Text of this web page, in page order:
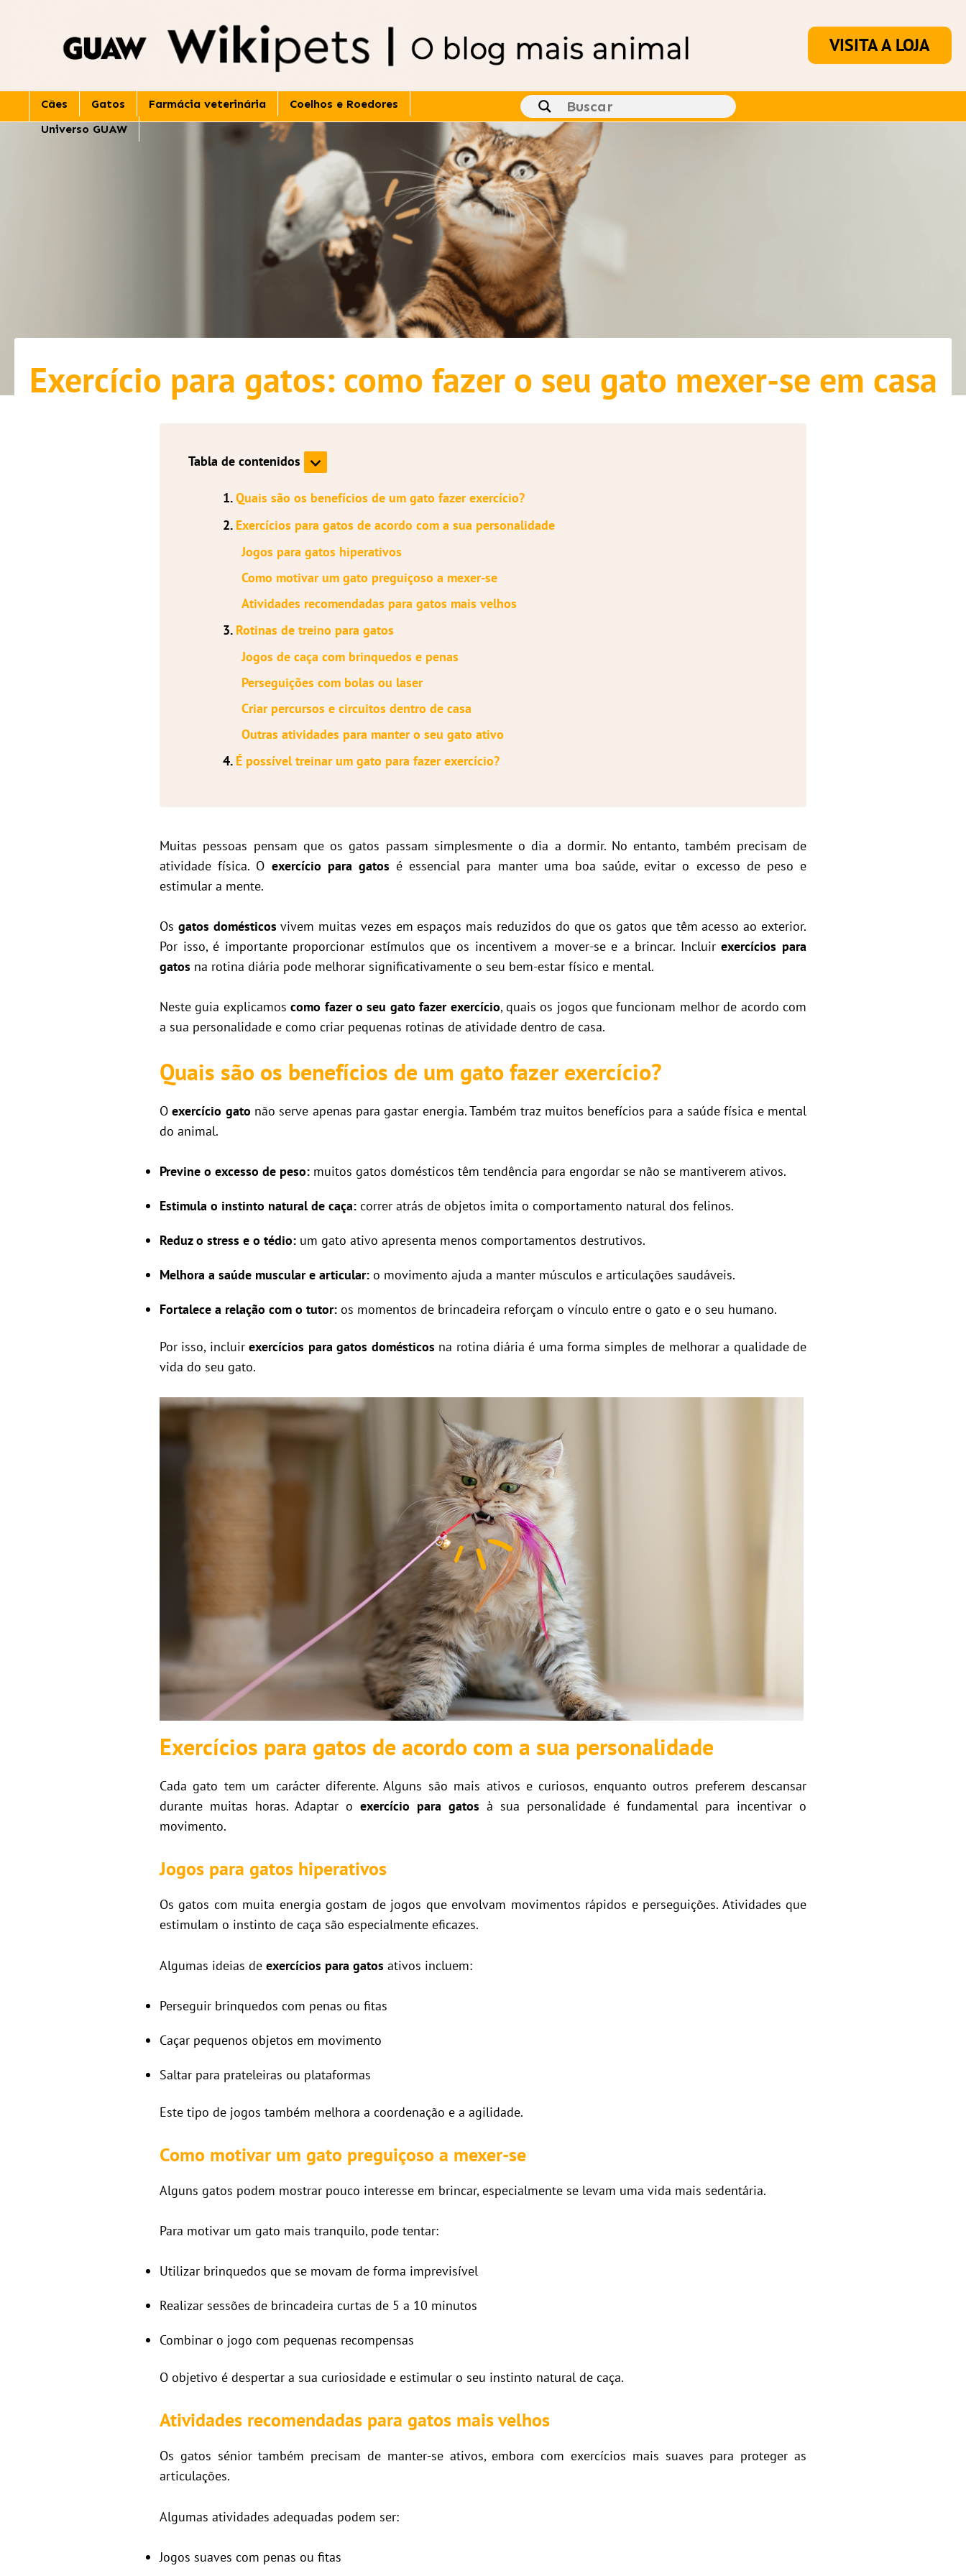
VISITA A LOJA
Cães Gatos Farmácia veterinária
Coelhos e Roedores
Universo GUAW
Exercício para gatos: como fazer o seu gato mexer-se em casa
Tabla de contenidos
1.Quais são os benefícios de um gato fazer exercício?
2. Exercícios para gatos de acordo com a sua personalidade
Jogos para gatos hiperativos
Como motivar um gato preguiçoso a mexer-se
Atividades recomendadas para gatos mais velhos
3. Rotinas de treino para gatos
Jogos de caça com brinquedos e penas
Perseguições com bolas ou laser
Criar percursos e circuitos dentro de casa
Outras atividades para manter o seu gato ativo
4. É possível treinar um gato para fazer exercício?
Muitas pessoas pensam que os gatos passam simplesmente o dia a dormir. No entanto, também precisam de
atividade física. O exercício para gatos é essencial para manter uma boa saúde, evitar o excesso de peso e
estimular a mente.
Os gatos domésticos vivem muitas vezes em espaços mais reduzidos do que os gatos que têm acesso ao exterior.
Por isso, é importante proporcionar estímulos que os incentivem a mover-se e a brincar. Incluirexercícios para
gatos na rotina diária pode melhorar significativamente o seu bem-estar físico e mental.
Neste guia explicamoscomo fazer o seu gato fazer exercício, quais os jogos que funcionam melhor de acordo com
a sua personalidade e como criar pequenas rotinas de atividade dentro de casa.
Quais são os benefícios de um gato fazer exercício?
Oexercício gato não serve apenas para gastar energia. Também traz muitos benefícios para a saúde física e mental
do animal.
Previne o excesso de peso: muitos gatos domésticos têm tendência para engordar se não se mantiverem ativos.
Estimula o instinto natural de caça: correr atrás de objetos imita o comportamento natural dos felinos.
Reduz o stress e o tédio: um gato ativo apresenta menos comportamentos destrutivos.
Melhora a saúde muscular e articular: o movimento ajuda a manter músculos e articulações saudáveis.
Fortalece a relação com o tutor: os momentos de brincadeira reforçam o vínculo entre o gato e o seu humano.
Por isso, incluirexercícios para gatos domésticos na rotina diária é uma forma simples de melhorar a qualidade de
vida do seu gato.
Exercícios para gatos de acordo com a sua personalidade
Cada gato tem um carácter diferente. Alguns são mais ativos e curiosos, enquanto outros preferem descansar
durante muitas horas. Adaptar o exercício para gatos à sua personalidade é fundamental para incentivar o
movimento.
Jogos para gatos hiperativos
Os gatos com muita energia gostam de jogos que envolvam movimentos rápidos e perseguições. Atividades que
estimulam o instinto de caça são especialmente eficazes.
Algumas ideias de exercícios para gatos ativos incluem:
Perseguir brinquedos com penas ou fitas
Caçar pequenos objetos em movimento
Saltar para prateleiras ou plataformas
Este tipo de jogos também melhora a coordenação e a agilidade.
Como motivar um gato preguiçoso a mexer-se
Alguns gatos podem mostrar pouco interesse em brincar, especialmente se levam uma vida mais sedentária.
Para motivar um gato mais tranquilo, pode tentar:
Utilizar brinquedos que se movam de forma imprevisível
Realizar sessões de brincadeira curtas de 5 a 10 minutos
Combinar o jogo com pequenas recompensas
O objetivo é despertar a sua curiosidade e estimular o seu instinto natural de caça.
Atividades recomendadas para gatos mais velhos
Os gatos sénior também precisam de manter-se ativos, embora com exercícios mais suaves para proteger as
articulações.
Algumas atividades adequadas podem ser:
Jogos suaves com penas ou fitas